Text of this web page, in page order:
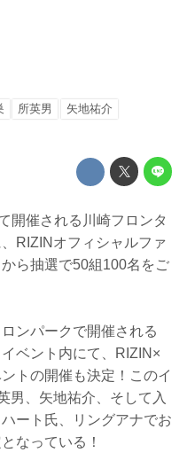
所英男
矢地祐介
開催される川崎フロンタ
RIZINオフィシャルファ
ら抽選で50組100名をご
ンパークで開催される
ベント内にて、RIZIN×
トの開催も決定！このイ
男、矢地祐介、そして入
ート氏、リングアナでお
なっている！